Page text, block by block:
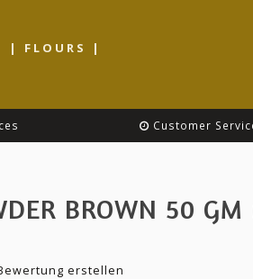
| FLOURS |
Customer
BROWN 50 GM
erstellen